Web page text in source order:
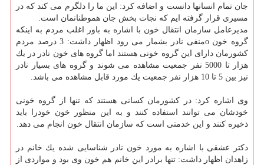
جان تمام انسانها دانست و اضافه كرد: این ما را دلگرم می كند كه در
مسیری قرار گرفته ایم كه نجات بخش جان هموطنانمان است.
مدیرعامل سازمان انتقال خون با اشاره به باور اغلب مردم به اینكه
گروه خون oمنفی نادر بشمار می رود اظهار داشت: 3 درصد مردم
كشورمان دارای این گروه خونی هستند اما گروه های خون نادر در یك
هزار تا 5000 نفر جمعیت مشاهده می شوند و گروه های بسیار نادر
نیز بین 5 تا 10 هزار نفر جمعیت یك مورد قابل مشاهده می باشد.
وی اشاره كرد: در كشورمان كسانی هستند كه تنها از گروه خونی
خودشان می توانند استفاده كنند و به این منظور خون خودرا باید
ذخیره كنند و این خدمتی است كه سازمان انتقال خون انجام می دهد.
دكتر عشقی با اشاره به مورد خون نادر شناسایی شده یك خانم در
زاهدان اظهار داشت: تنها برادر این خانم هم خون وی بود و مواردی از